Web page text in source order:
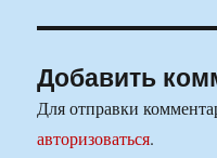
Добавить
Для отправки
авторизоваться.